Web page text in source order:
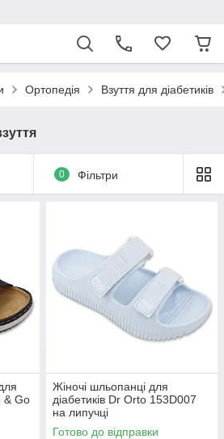
Ортопедія Взуття для діабетиків
0 Фільтри
& Go
Жіночі шльопанці для
діабетиків Dr Orto 153D007
на липучці
Готово до відправки